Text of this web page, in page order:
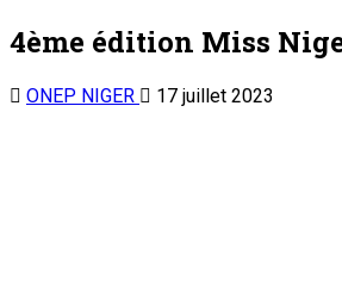
4ème édition Miss
ONEP NIGER 17 juillet 2023